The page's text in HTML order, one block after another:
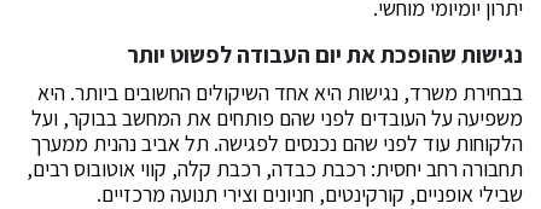
יתרון יומיומי מוחשי.
נגישות שהופכת את יום העבודה לפשוט יותר
בבחירת משרד, נגישות היא אחד השיקולים החשובים ביותר. היא
משפיעה על העובדים לפני שהם פותחים את המחשב בבוקר, ועל
הלקוחות עוד לפני שהם נכנסים לפגישה. תל אביב נהנית ממערך
תחבורה רחב יחסית: רכבת כבדה, רכבת קלה, קווי אוטובוס רבים,
שבילי אופניים, קורקינטים, חניונים וצירי תנועה מרכזיים.